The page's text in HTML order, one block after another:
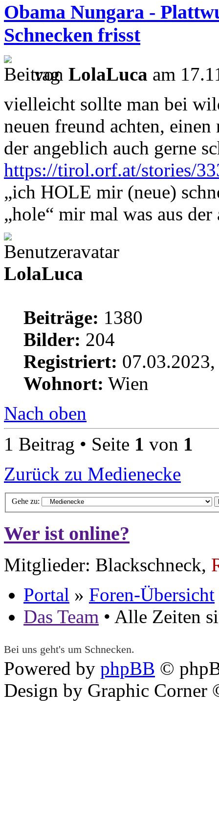
Obama Nungara -
Schnecken frisst
von LolaLuca am
vielleicht sollte man bei
neuen freund achten,
der angeblich auch gerne
https://tirol.orf.at/stories/
„ich HOLE mir (neue)
„hole“ mir mal was aus
LolaLuca
Beiträge: 1380
Bilder: 204
Registriert:
Wohnort: Wien
Nach oben
1 Beitrag • Seite 1 von 1
Zurück zu Medienecke
Gehe zu:
Wer ist online?
Mitglieder: Blackschneck,
Portal » Foren-Übersicht
Das Team • Alle Zeiten
Bei uns geht's um Schnecken.
Powered by phpBB ©
Design by Graphic Corner